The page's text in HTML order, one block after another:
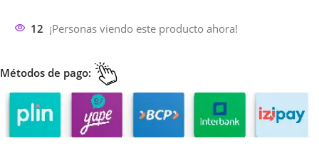
12 ¡Personas viendo este producto ahora!
Métodos de pago: